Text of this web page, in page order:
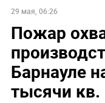
29 мая, 06:26
Пожар
Барнауле
тысячи